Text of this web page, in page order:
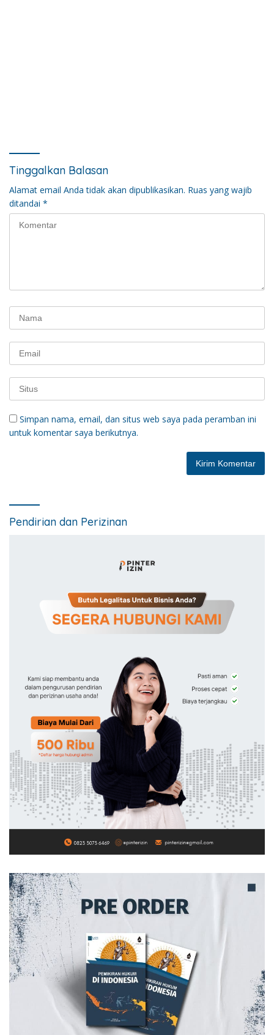
Tinggalkan Balasan
Alamat email Anda tidak akan dipublikasikan. Ruas yang wajib
ditandai *
Simpan nama, email, dan situs web saya pada peramban ini
untuk komentar saya berikutnya.
Pendirian dan Perizinan